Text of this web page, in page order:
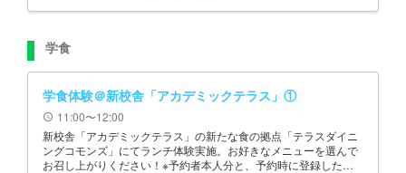
学食
学食体験＠新校舎「アカデミックテラス」①
schedule 11:00〜12:00
新校舎「アカデミックテラス」の新たな食の拠点「テラスダイニ
ングコモンズ」にてランチ体験実施。お好きなメニューを選んで
お召し上がりください！※予約者本人分と、予約時に登録した同